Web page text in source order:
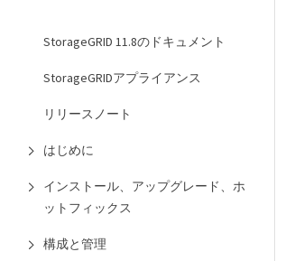
StorageGRID 11.8のドキュメント
StorageGRIDアプライアンス
リリースノート
はじめに
インストール、アップグレード、ホ
ットフィックス
構成と管理